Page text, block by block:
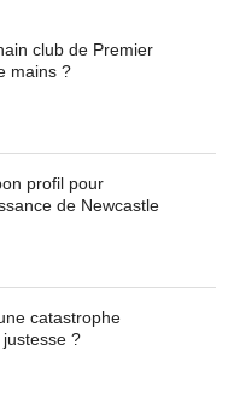
club de Premier
mains ?
profil pour
de Newcastle
catastrophe
?